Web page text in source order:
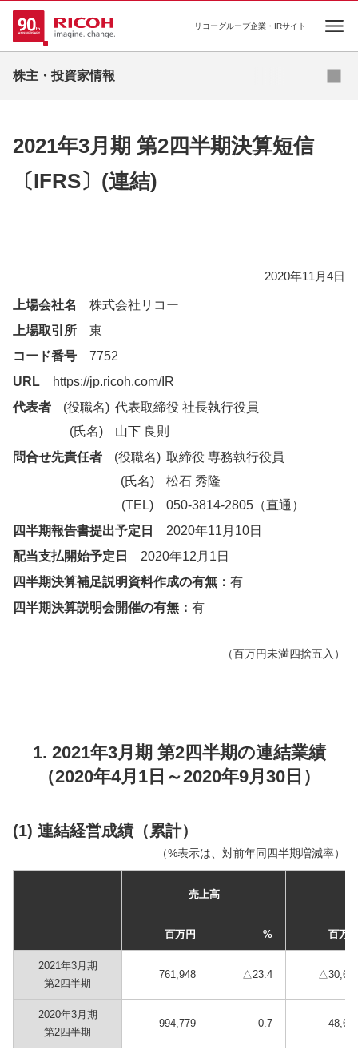
リコーグループ企業・IRサイト
株主・投資家情報
2021年3月期 第2四半期決算短信
〔IFRS〕(連結)
2020年11月4日
上場会社名
株式会社リコー
上場取引所
東
コード番号
7752
URL
https://jp.ricoh.com/IR
代表者
(役職名) 代表取締役 社長執行役員
(氏名)
山下 良則
問合せ先責任者
(役職名) 取締役 専務執行役員
(氏名)
松石 秀隆
(TEL)
050-3814-2805（直通）
四半期報告書提出予定日
2020年11月10日
配当支払開始予定日
2020年12月1日
四半期決算補足説明資料作成の有無： 有
四半期決算説明会開催の有無： 有
（百万円未満四捨五入）
1. 2021年3月期 第2四半期の連結業績
（2020年4月1日～2020年9月30日）
(1) 連結経営成績（累計）
（%表示は、対前年同四半期増減率）
売上高
百万円 % 百万
2021年3月期
第2四半期
761,948 △23.4
2020年3月期
第2四半期
994,779 0.7